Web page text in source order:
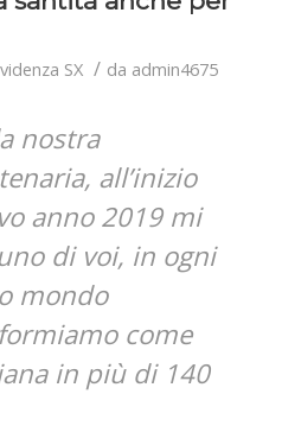
SX / da admin4675
nostra
all’inizio
anno 2019 mi
di voi, in ogni
mondo
come
in più di 140